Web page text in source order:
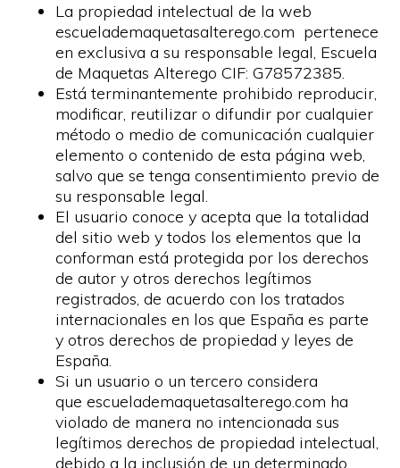
La propiedad intelectual de la web
escuelademaquetasalterego.com pertenece
en exclusiva a su responsable legal, Escuela
de Maquetas Alterego CIF: G78572385.
Está terminantemente prohibido reproducir,
modificar, reutilizar o difundir por cualquier
método o medio de comunicación cualquier
elemento o contenido de esta página web,
salvo que se tenga consentimiento previo de
su responsable legal.
El usuario conoce y acepta que la totalidad
del sitio web y todos los elementos que la
conforman está protegida por los derechos
de autor y otros derechos legítimos
registrados, de acuerdo con los tratados
internacionales en los que España es parte
y otros derechos de propiedad y leyes de
España.
Si un usuario o un tercero considera
que escuelademaquetasalterego.com ha
violado de manera no intencionada sus
legítimos derechos de propiedad intelectual,
debido a la inclusión de un determinado